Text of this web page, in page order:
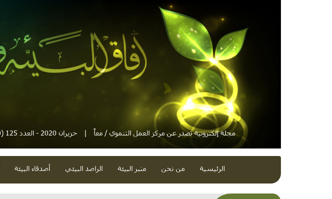
مجلة إلكترونية تصدر عن مركز العمل التنموي / معاً | حزيران 2020 - العدد 125 (2020-06-01)
الرئيسية من نحن منبر البيئة الراصد البيئي أصدقاء البيئة